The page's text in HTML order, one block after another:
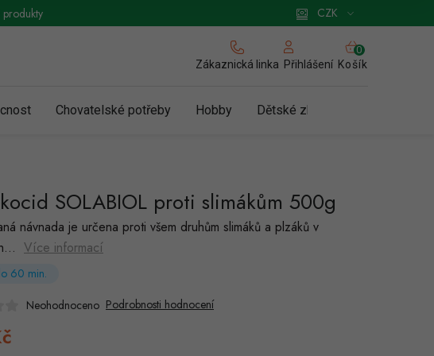
podmínky pro podnikatele Zásady používání cookies
CZK
Zákaznická linka Přihlášení
NÁKUPNÍ
KOŠÍK
Košík
Chovatelské potřeby Hobby Dětské zboží a hračky
SOLABIOL proti slimákům 500g
60 min.
návnada je určena proti všem druhům slimáků a plzáků v
Více informací
Neohodnoceno Podrobnosti hodnocení